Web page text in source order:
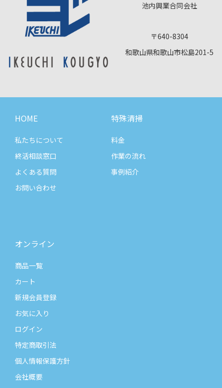
池内興業合同会社
〒640-8304
和歌山県和歌山市松島201-5
HOME
私たちについて
終活相談窓口
よくある質問
お問い合わせ
特殊清掃
料金
作業の流れ
事例紹介
オンライン
商品一覧
カート
新規会員登録
お気に入り
ログイン
特定商取引法
個人情報保護方針
会社概要